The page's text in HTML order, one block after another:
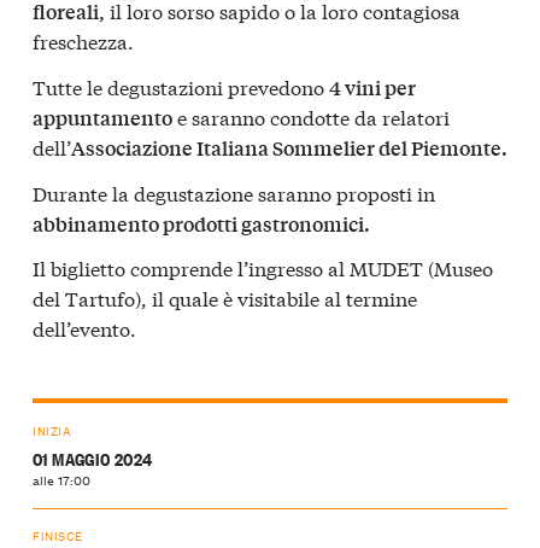
floreali, il loro sorso sapido o la loro contagiosa
freschezza.
Tutte le degustazioni prevedono4 vini per
appuntamentoe saranno condotte da relatori
dell’Associazione Italiana Sommelier del Piemonte.
Durante la degustazione saranno proposti in
abbinamento prodotti gastronomici.
Il biglietto comprende l’ingresso al MUDET (Museo
del Tartufo), il quale è visitabile al termine
dell’evento.
INIZIA
01 MAGGIO 2024
alle 17:00
FINISCE